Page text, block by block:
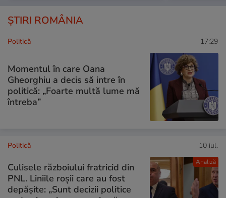
ȘTIRI ROMÂNIA
Politică 17:29
Momentul în care Oana
Gheorghiu a decis să intre în
politică: „Foarte multă lume mă
întreba”
Analiză
Politică 10 iul.
Culisele războiului fratricid din
PNL. Liniile roșii care au fost
depășite: „Sunt decizii politice